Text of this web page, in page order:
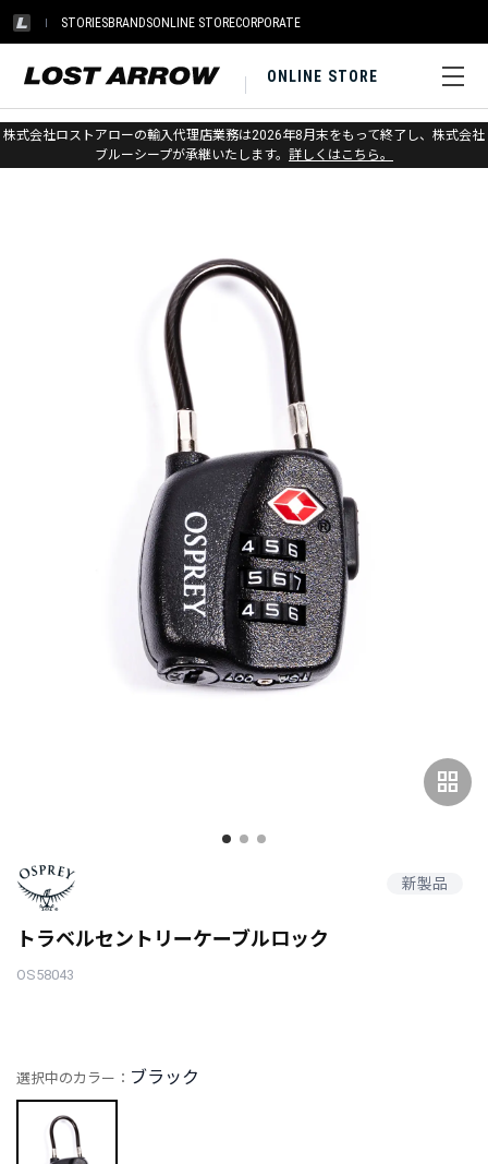
STORIESBRANDSONLINE STORECORPORATE
ONLINE STORE
株式会社ロストアローの輸入代理店業務は2026年8月末をもって終了し、株式会社
ブルーシープが承継いたします。 詳しくはこちら。
ホーム > オスプレー > トラベル > ホイールバッグ
grid_view
新製品
トラベルセントリーケーブルロック
OS58043
選択中のカラー： ブラック